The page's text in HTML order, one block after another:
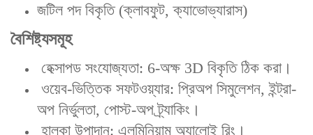
জটিল পদ বিকৃতি (ক্লাবফুট, ক্যাভোভ্যারাস)
বৈশিষ্ট্যসমূহ
‌ হেক্সাপড সংযোজ্যতা‌: 6-অক্ষ 3D বিকৃতি ঠিক করা।
‌ ওয়েব-ভিত্তিক সফটওয়্যার‌: প্রিঅপ সিমুলেশন, ইন্ট্রা-
অপ নির্ভুলতা, পোস্ট-অপ ট্র্যাকিং।
‌ হালকা উপাদান‌: এলুমিনিয়াম অ্যালোই রিং।